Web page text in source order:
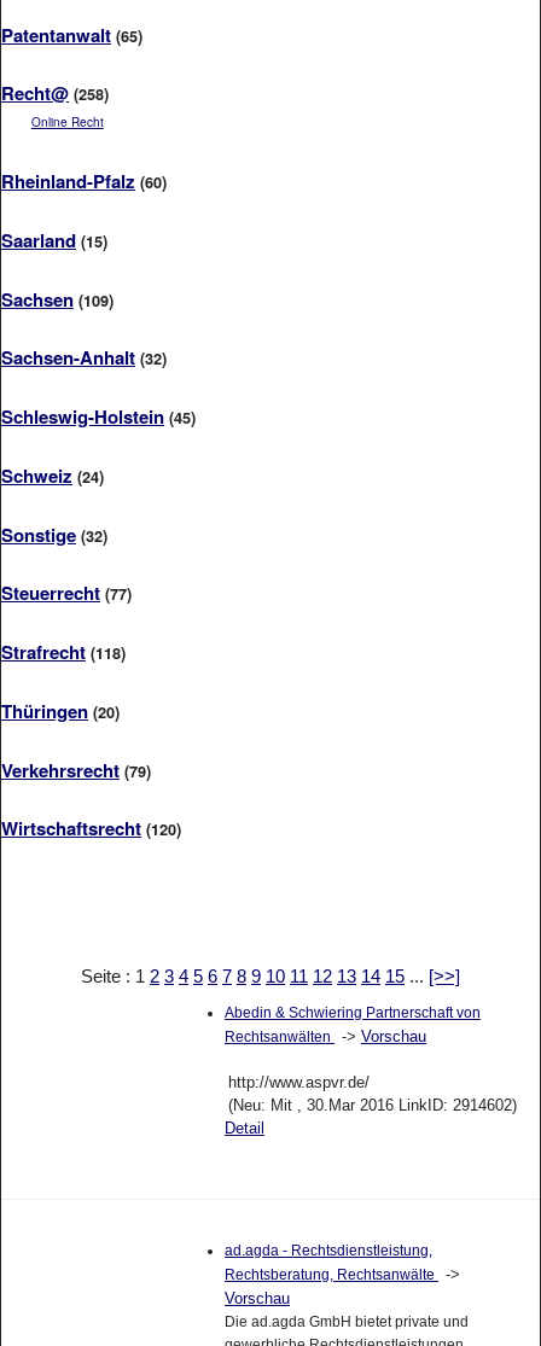
Patentanwalt (65)
Recht@ (258)
Online Recht
Rheinland-Pfalz (60)
Saarland (15)
Sachsen (109)
Sachsen-Anhalt (32)
Schleswig-Holstein (45)
Schweiz (24)
Sonstige (32)
Steuerrecht (77)
Strafrecht (118)
Thüringen (20)
Verkehrsrecht (79)
Wirtschaftsrecht (120)
Seite : 1 2 3 4 5 6 7 8 9 10 11 12 13 14 15 ... [>>]
Abedin & Schwiering Partnerschaft von
Rechtsanwälten
-> Vorschau
http://www.aspvr.de/
(Neu: Mit , 30.Mar 2016 LinkID: 2914602)
Detail
ad.agda - Rechtsdienstleistung,
Rechtsberatung, Rechtsanwälte
->
Vorschau
Die ad.agda GmbH bietet private und